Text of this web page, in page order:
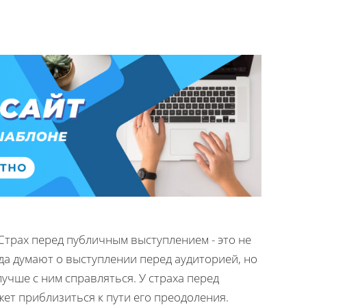
перед публичным выступлением - это не
думают о выступлении перед аудиторией, но
с ним справляться. У страха перед
приблизиться к пути его преодоления.